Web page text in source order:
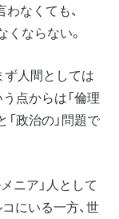
なくても、
くならない。
ず人間としては
点からは「倫理
政治の」問題で
ニア」人として
にいる一方、世